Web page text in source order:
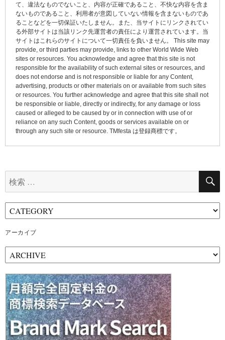
て、違法なものでないこと、内容が正確であること、不快な内容を含ま
ないものであること、利用者が意図していない情報を含まないものであ
ることなどを一切保証いたしません。また、当サイトにリンクされてい
る外部サイトは当該リンク先運営者の責任により運営されています。当
サイトはこれらのサイトについて一切責任を負いません。 This site may
provide, or third parties may provide, links to other World Wide Web
sites or resources. You acknowledge and agree that this site is not
responsible for the availability of such external sites or resources, and
does not endorse and is not responsible or liable for any Content,
advertising, products or other materials on or available from such sites
or resources. You further acknowledge and agree that this site shall not
be responsible or liable, directly or indirectly, for any damage or loss
caused or alleged to be caused by or in connection with use of or
reliance on any such Content, goods or services available on or
through any such site or resource. TMfesta は登録商標です。
索:
アーカイブ
ー
カ
イ
ブ